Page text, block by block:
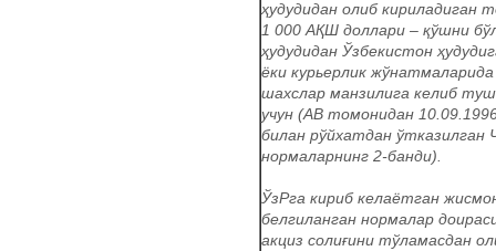
ҳудудидан олиб кириладиган
1 000 АҚШ доллари – қўшни
ҳудудидан Ўзбекистон
ёки курьерлик
шахслар манзилига келиб
учун (АВ томонидан
билан рўйхатдан ўтказилган
нормаларнинг 2-банди).
ЎзРга кириб келаётган
белгиланган нормалар
акциз солиғини тўламасдан